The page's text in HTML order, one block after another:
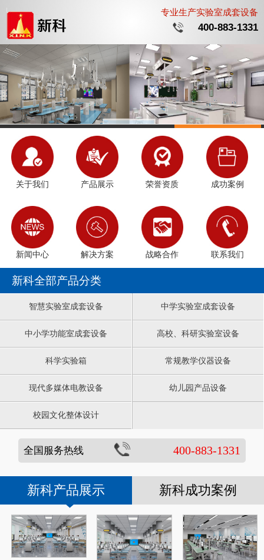
专业生产实验室成套设备
400-883-1331
关于我们 产品展示 荣誉资质 成功案例
新闻中心 解决方案 战略合作 联系我们
新科全部产品分类
智慧实验室成套设备 中学实验室成套设备
中小学功能室成套设备 高校、科研实验室设备
科学实验箱 常规教学仪器设备
现代多媒体电教设备 幼儿园产品设备
校园文化整体设计
全国服务热线 400-883-1331
新科产品展示 新科成功案例